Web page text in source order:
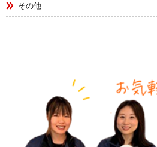
その他